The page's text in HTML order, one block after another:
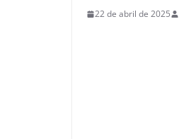
22 de abril de 2025